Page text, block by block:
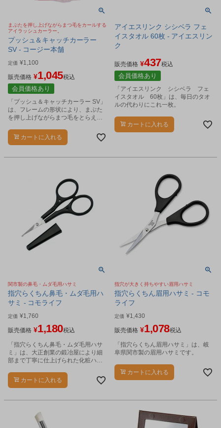
まぶたを押し上げながらまつ毛をカールする
アイラッシュカーラー。
プッシュ＆キャッチカーラー
SV - コージー本舗
定価 ¥1,100
販売価格 ¥1,045税込
会員価格あり
「プッシュ＆キャッチカーラー SV」
は、フレームの形状により、まぶた
を押し上げながらまつ毛をとらえて
です。
カートに入れる
アイエスリンク シシベラ フェ
イスタオル 60枚 - アイエスリン
ク
販売価格 ¥437税込
会員価格あり
「アイエスリンク シシベラ フェ
イスタオル 60枚」は、毎日のタオ
ルの代わりにこれ一枚。
カートに入れる
関市製の鼻毛・ムダ毛用ハサミ
指穴らくちん鼻毛・ムダ毛用ハ
サミ - コモライフ
定価 ¥1,760
販売価格 ¥1,180税込
「指穴らくちん鼻毛・ムダ毛用ハサ
ミ」は、大正創業の鍛冶屋により細
部まで丁寧に仕上げられた化粧ハサ
カートに入れる
指穴が大きく持ちやすい眉用ハサミ
指穴らくちん眉用ハサミ - コモ
ライフ
定価 ¥1,430
販売価格 ¥1,078税込
「指穴らくちん眉用ハサミ」は、岐
阜県関市製の眉用ハサミです。
カートに入れる